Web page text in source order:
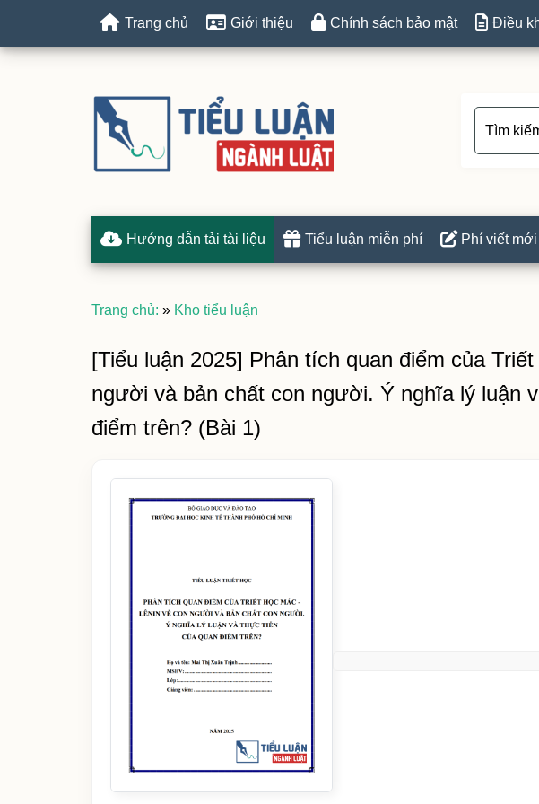
Trang chủ Giới thiệu Chính sách bảo mật Điều
Hướng dẫn tải tài liệu Tiểu luận miễn phí Phí viết
Trang chủ: » Kho tiểu luận
[Tiểu luận 2025] Phân tích quan điểm của
người và bản chất con người. Ý nghĩa lý luận
điểm trên? (Bài 1)